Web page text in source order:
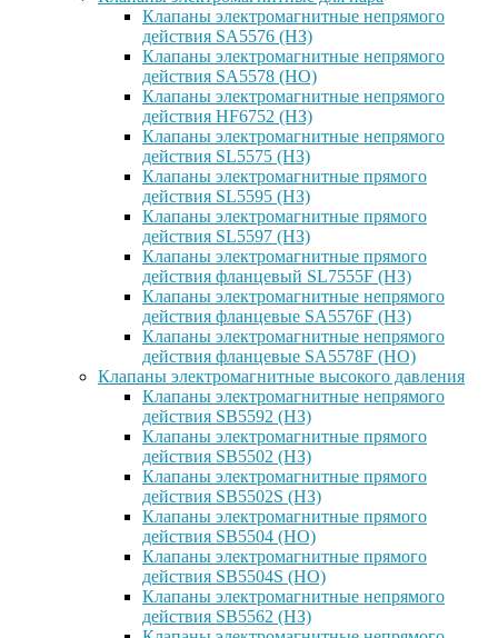
Клапаны электромагнитные непрямого
действия SA5576 (НЗ)
Клапаны электромагнитные непрямого
действия SA5578 (НО)
Клапаны электромагнитные непрямого
действия HF6752 (НЗ)
Клапаны электромагнитные непрямого
действия SL5575 (НЗ)
Клапаны электромагнитные прямого
действия SL5595 (НЗ)
Клапаны электромагнитные прямого
действия SL5597 (НЗ)
Клапаны электромагнитные прямого
действия фланцевый SL7555F (НЗ)
Клапаны электромагнитные непрямого
действия фланцевые SA5576F (НЗ)
Клапаны электромагнитные непрямого
действия фланцевые SA5578F (НО)
Клапаны электромагнитные высокого давления
Клапаны электромагнитные непрямого
действия SB5592 (НЗ)
Клапаны электромагнитные прямого
действия SB5502 (НЗ)
Клапаны электромагнитные прямого
действия SB5502S (НЗ)
Клапаны электромагнитные прямого
действия SB5504 (НО)
Клапаны электромагнитные прямого
действия SB5504S (НО)
Клапаны электромагнитные непрямого
действия SB5562 (НЗ)